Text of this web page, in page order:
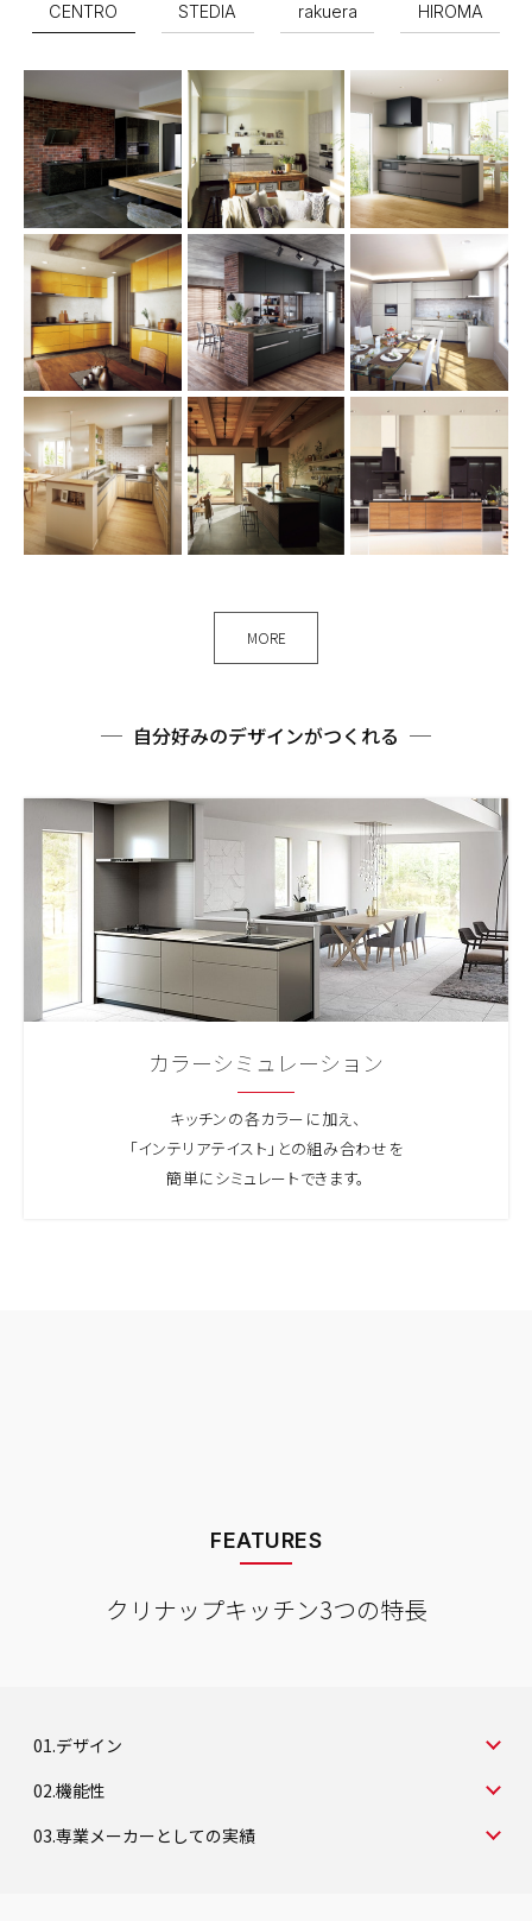
CENTRO STEDIA rakuera HIROMA
MORE
自分好みのデザインがつくれる
カラーシミュレーション
キッチンの各カラーに加え、
「インテリアテイスト」との組み合わせを
簡単にシミュレートできます。
FEATURES
クリナップキッチン3つの特長
01.デザイン
02.機能性
03.専業メーカーとしての実績